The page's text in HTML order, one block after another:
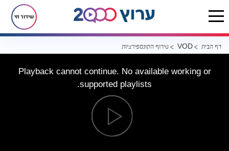
שידור חי
דף הבית VOD טירוף הקונספירציות
Playback cannot continue. No available working or
supported playlists.